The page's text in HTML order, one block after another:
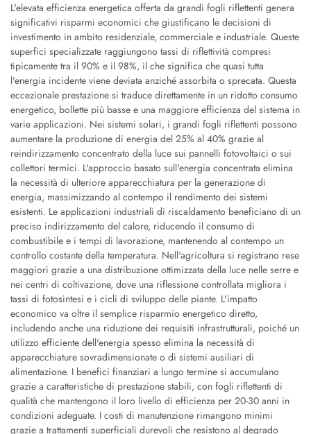
L'elevata efficienza energetica offerta da grandi fogli riflettenti genera
significativi risparmi economici che giustificano le decisioni di
investimento in ambito residenziale, commerciale e industriale. Queste
superfici specializzate raggiungono tassi di riflettività compresi
tipicamente tra il 90% e il 98%, il che significa che quasi tutta
l'energia incidente viene deviata anziché assorbita o sprecata. Questa
eccezionale prestazione si traduce direttamente in un ridotto consumo
energetico, bollette più basse e una maggiore efficienza del sistema in
varie applicazioni. Nei sistemi solari, i grandi fogli riflettenti possono
aumentare la produzione di energia del 25% al 40% grazie al
reindirizzamento concentrato della luce sui pannelli fotovoltaici o sui
collettori termici. L'approccio basato sull'energia concentrata elimina
la necessità di ulteriore apparecchiatura per la generazione di
energia, massimizzando al contempo il rendimento dei sistemi
esistenti. Le applicazioni industriali di riscaldamento beneficiano di un
preciso indirizzamento del calore, riducendo il consumo di
combustibile e i tempi di lavorazione, mantenendo al contempo un
controllo costante della temperatura. Nell'agricoltura si registrano rese
maggiori grazie a una distribuzione ottimizzata della luce nelle serre e
nei centri di coltivazione, dove una riflessione controllata migliora i
tassi di fotosintesi e i cicli di sviluppo delle piante. L'impatto
economico va oltre il semplice risparmio energetico diretto,
includendo anche una riduzione dei requisiti infrastrutturali, poiché un
utilizzo efficiente dell'energia spesso elimina la necessità di
apparecchiature sovradimensionate o di sistemi ausiliari di
alimentazione. I benefici finanziari a lungo termine si accumulano
grazie a caratteristiche di prestazione stabili, con fogli riflettenti di
qualità che mantengono il loro livello di efficienza per 20-30 anni in
condizioni adeguate. I costi di manutenzione rimangono minimi
grazie a trattamenti superficiali durevoli che resistono al degrado